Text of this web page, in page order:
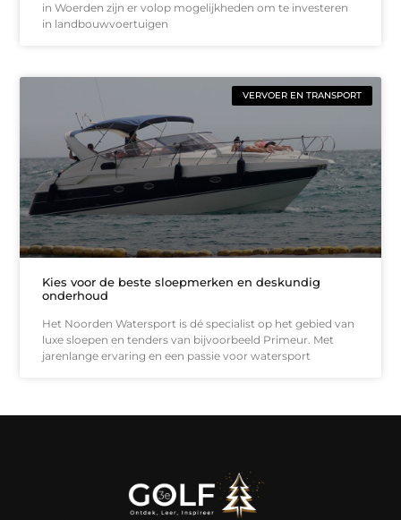
in Woerden zijn er volop mogelijkheden om te investeren
in landbouwvoertuigen
VERVOER EN TRANSPORT
Kies voor de beste sloepmerken en deskundig
onderhoud
Het Noorden Watersport is dé specialist op het gebied van
luxe sloepen en tenders van bijvoorbeeld Primeur. Met
jarenlange ervaring en een passie voor watersport